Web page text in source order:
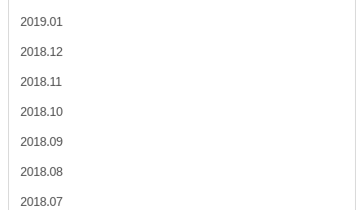
2019.01
2018.12
2018.11
2018.10
2018.09
2018.08
2018.07